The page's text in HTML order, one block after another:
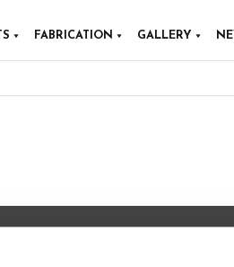
FABRICATION GALLERY